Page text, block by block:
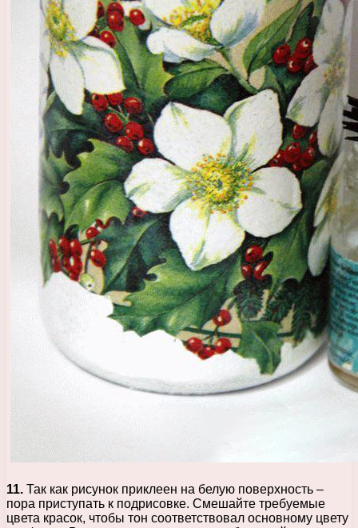
11. Так как рисунок приклеен на белую поверхность –
пора приступать к подрисовке. Смешайте требуемые
цвета красок, чтобы тон соответствовал основному цвету